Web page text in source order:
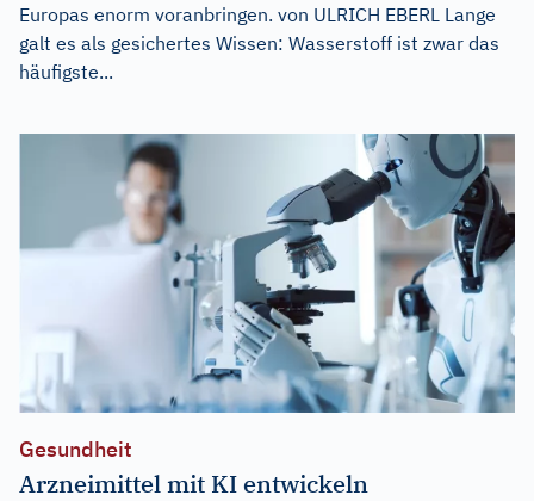
Europas enorm voranbringen. von ULRICH EBERL Lange
galt es als gesichertes Wissen: Wasserstoff ist zwar das
häufigste...
Gesundheit
Arzneimittel mit KI entwickeln